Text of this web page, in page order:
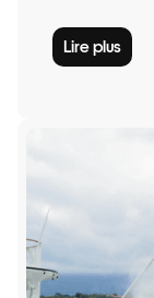
Lire plus